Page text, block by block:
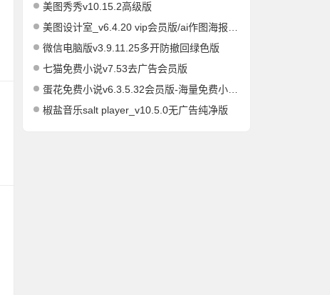
美图秀秀v10.15.2高级版
美图设计室_v6.4.20 vip会员版/ai作图海报编辑
微信电脑版v3.9.11.25多开防撤回绿色版
七猫免费小说v7.53去广告会员版
蛋花免费小说v6.3.5.32会员版-海量免费小说有声小说阅读听书
椒盐音乐salt player_v10.5.0无广告纯净版